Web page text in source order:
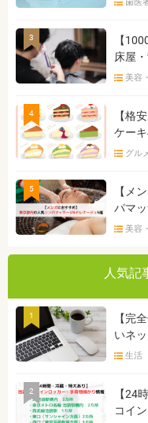
3
【
床屋
美容
4
【格
ケー
グル
5
【メ
パマ
美容
人気記
1
【完
いネ
生活
2
【24
コイ